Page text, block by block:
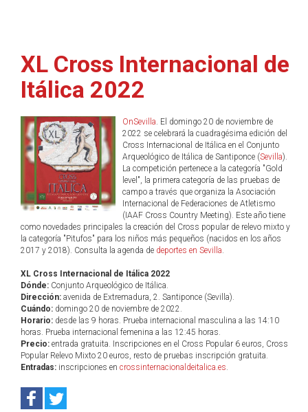
XL Cross Internacional de
Itálica 2022
OnSevilla. El domingo 20 de noviembre de
2022 se celebrará la cuadragésima edición del
Cross Internacional de Itálica en el Conjunto
Arqueológico de Itálica de Santiponce (Sevilla).
La competición pertenece a la categoría "Gold
level", la primera categoría de las pruebas de
campo a través que organiza la Asociación
Internacional de Federaciones de Atletismo
(IAAF Cross Country Meeting). Este año tiene
como novedades principales la creación del Cross popular de relevo mixto y
la categoría "Pitufos" para los niños más pequeños (nacidos en los años
2017 y 2018). Consulta la agenda de deportes en Sevilla.
XL Cross Internacional de Itálica 2022
Dónde: Conjunto Arqueológico de Itálica.
Dirección: avenida de Extremadura, 2. Santiponce (Sevilla).
Cuándo: domingo 20 de noviembre de 2022.
Horario: desde las 9 horas. Prueba internacional masculina a las 14:10
horas. Prueba internacional femenina a las 12:45 horas.
Precio: entrada gratuita. Inscripciones en el Cross Popular 6 euros, Cross
Popular Relevo Mixto 20 euros, resto de pruebas inscripción gratuita.
Entradas: inscripciones en crossinternacionaldeitalica.es.